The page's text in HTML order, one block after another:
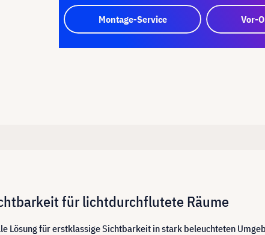
Montage-Service Vor-
für lichtdurchflutete Räume
Lösung für erstklassige Sichtbarkeit in stark beleuchteten